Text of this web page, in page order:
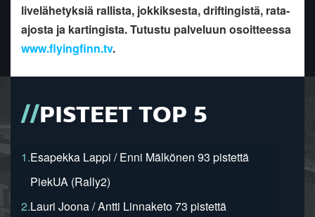
livelähetyksiä rallista, jokkiksesta, driftingistä, rata-
ajosta ja kartingista. Tutustu palveluun osoitteessa
www.flyingfinn.tv.
PISTEET TOP 5
1.Esapekka Lappi / Enni Mälkönen 93 pistettä
PiekUA (Rally2)
2.Lauri Joona / Antti Linnaketo 73 pistettä